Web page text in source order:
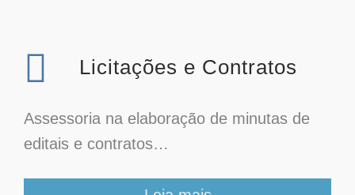
Licitações e Contratos
Assessoria na elaboração de minutas de
editais e contratos…